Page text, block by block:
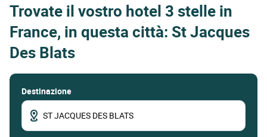
Trovate il vostro hotel 3 stelle in
France, in questa città: St Jacques
Des Blats
Destinazione